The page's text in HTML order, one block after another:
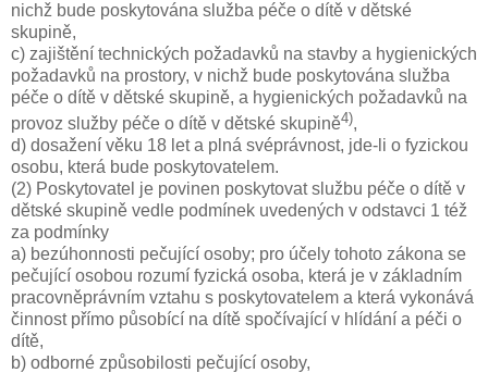
nichž bude poskytována služba péče o dítě v dětské
skupině,
c) zajištění technických požadavků na stavby a hygienických
požadavků na prostory, v nichž bude poskytována služba
péče o dítě v dětské skupině, a hygienických požadavků na
provoz služby péče o dítě v dětské skupině4),
d) dosažení věku 18 let a plná svéprávnost, jde-li o fyzickou
osobu, která bude poskytovatelem.
(2) Poskytovatel je povinen poskytovat službu péče o dítě v
dětské skupině vedle podmínek uvedených v odstavci 1 též
za podmínky
a) bezúhonnosti pečující osoby; pro účely tohoto zákona se
pečující osobou rozumí fyzická osoba, která je v základním
pracovněprávním vztahu s poskytovatelem a která vykonává
činnost přímo působící na dítě spočívající v hlídání a péči o
dítě,
b) odborné způsobilosti pečující osoby,